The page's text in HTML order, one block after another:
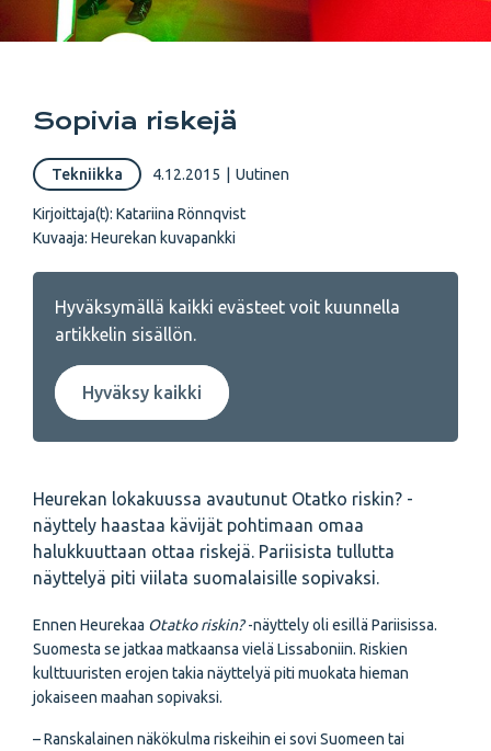
Sopivia riskejä
Tekniikka 4.12.2015 Uutinen
Kirjoittaja(t): Katariina Rönnqvist
Kuvaaja: Heurekan kuvapankki
Hyväksymällä kaikki evästeet voit kuunnella
artikkelin sisällön.
Hyväksy kaikki
Heurekan lokakuussa avautunut Otatko riskin? -
näyttely haastaa kävijät pohtimaan omaa
halukkuuttaan ottaa riskejä. Pariisista tullutta
näyttelyä piti viilata suomalaisille sopivaksi.
Ennen Heurekaa Otatko riskin?-näyttely oli esillä Pariisissa.
Suomesta se jatkaa matkaansa vielä Lissaboniin. Riskien
kulttuuristen erojen takia näyttelyä piti muokata hieman
jokaiseen maahan sopivaksi.
– Ranskalainen näkökulma riskeihin ei sovi Suomeen tai